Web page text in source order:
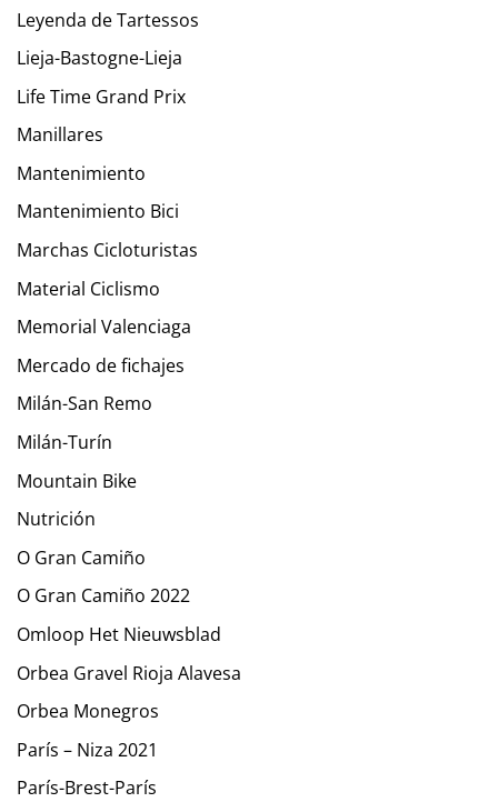
Leyenda de Tartessos
Lieja-Bastogne-Lieja
Life Time Grand Prix
Manillares
Mantenimiento
Mantenimiento Bici
Marchas Cicloturistas
Material Ciclismo
Memorial Valenciaga
Mercado de fichajes
Milán-San Remo
Milán-Turín
Mountain Bike
Nutrición
O Gran Camiño
O Gran Camiño 2022
Omloop Het Nieuwsblad
Orbea Gravel Rioja Alavesa
Orbea Monegros
París – Niza 2021
París-Brest-París